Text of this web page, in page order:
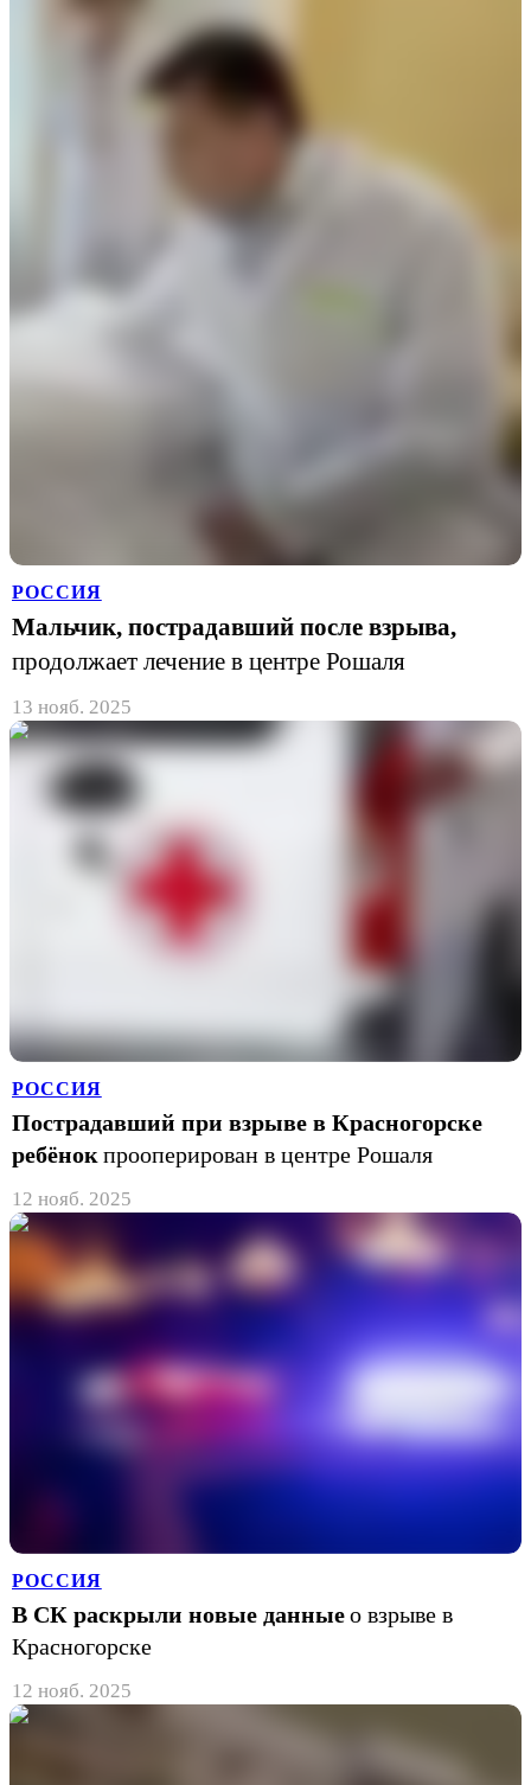
РОССИЯ
Мальчик, пострадавший после взрыва,
продолжает лечение в центре Рошаля
13 нояб. 2025
РОССИЯ
Пострадавший при взрыве в Красногорске
ребёнок прооперирован в центре Рошаля
12 нояб. 2025
РОССИЯ
В СК раскрыли новые данныео взрыве в
Красногорске
12 нояб. 2025